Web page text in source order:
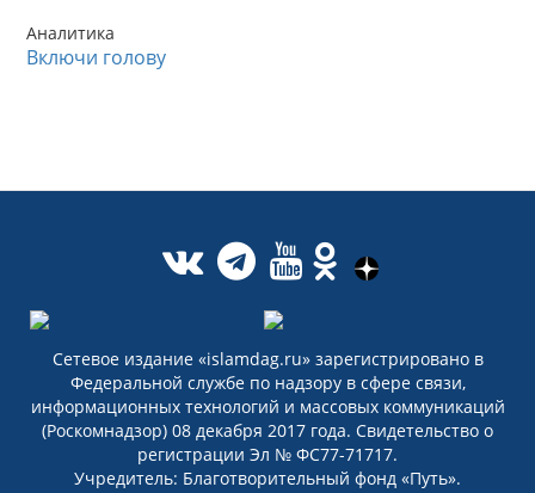
Аналитика
Включи голову
Сетевое издание «islamdag.ru» зарегистрировано в
Федеральной службе по надзору в сфере связи,
информационных технологий и массовых коммуникаций
(Роскомнадзор) 08 декабря 2017 года. Свидетельство о
регистрации Эл № ФС77-71717.
Учредитель: Благотворительный фонд «Путь».